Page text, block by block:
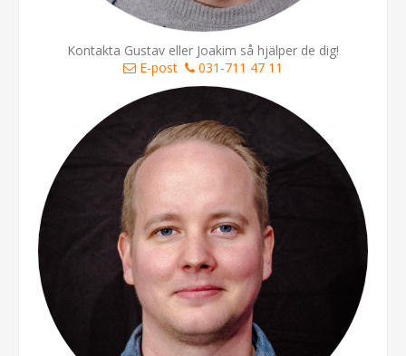
Kontakta Gustav eller Joakim så hjälper de dig!
E-post
031-711 47 11